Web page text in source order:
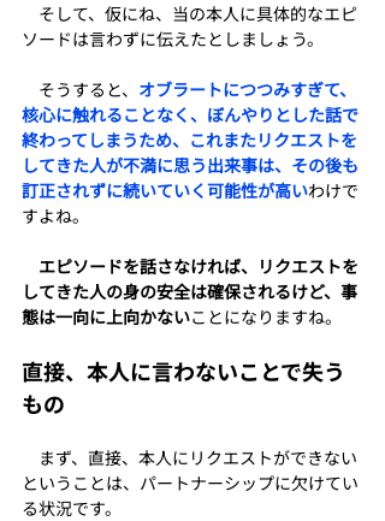
そして、仮にね、当の本人に具体的なエピ
ソードは言わずに伝えたとしましょう。
そうすると、 オブラートにつつみすぎて、
核心に触れることなく、ぼんやりとした話で
終わってしまうため、これまたリクエストを
してきた人が不満に思う出来事は、その後も
訂正されずに続いていく可能性が高いわけで
すよね。
エピソードを話さなければ、リクエストを
してきた人の身の安全は確保されるけど、事
態は一向に上向かないことになりますね。
直接、本人に言わないことで失う
もの
まず、直接、本人にリクエストができない
ということは、パートナーシップに欠けてい
る状況です。